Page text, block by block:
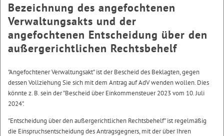
Bezeichnung des angefochtenen
Verwaltungsakts und der
angefochtenen Entscheidung über den
außergerichtlichen Rechtsbehelf
"Angefochtener Verwaltungsakt" ist der Bescheid des Beklagten, gegen
dessen Vollziehung Sie sich mit dem Antrag auf AdV wenden wollen. Dies
könnte z. B. sein der "Bescheid über Einkommensteuer 2023 vom 10. Juli
2024".
"Entscheidung über den außergerichtlichen Rechtsbehelf" ist regelmäßig
die Einspruchsentscheidung des Antragsgegners, mit der über Ihren